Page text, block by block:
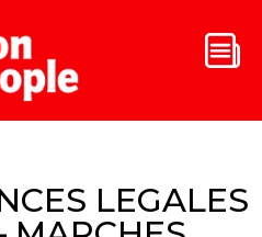
LEGALES